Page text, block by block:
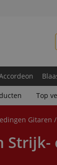
Top
Gitaren /